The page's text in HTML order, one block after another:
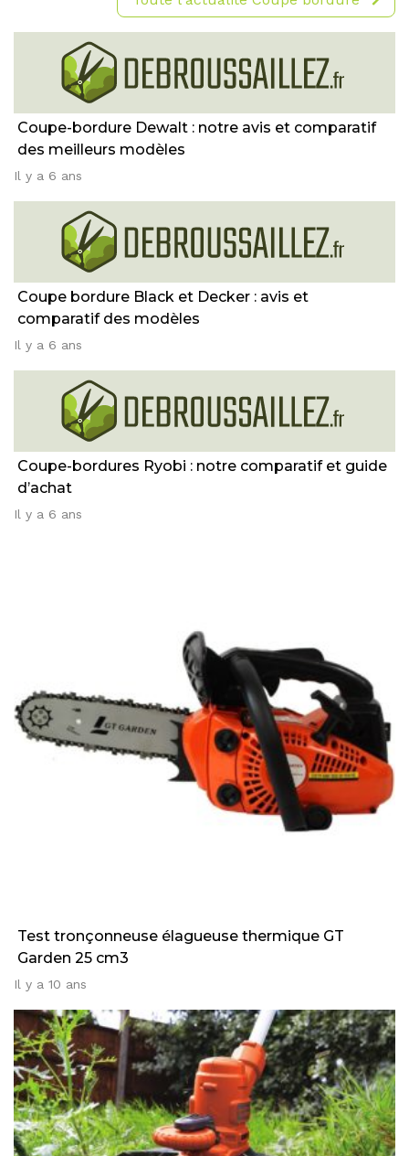
Coupe-bordure Dewalt : notre avis et comparatif
des meilleurs modèles
Il y a 6 ans
Coupe bordure Black et Decker : avis et
comparatif des modèles
Il y a 6 ans
Coupe-bordures Ryobi : notre comparatif et guide
d’achat
Il y a 6 ans
Test tronçonneuse élagueuse thermique GT
Garden 25 cm3
Il y a 10 ans